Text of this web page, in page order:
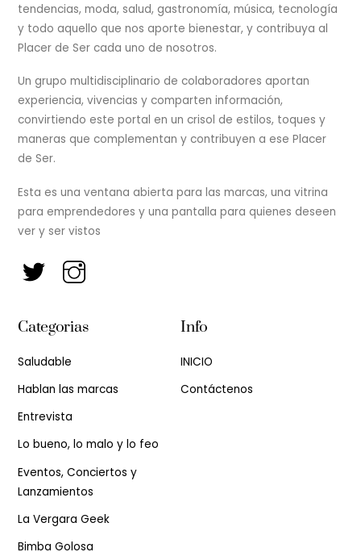
tendencias, moda, salud, gastronomía, música, tecnología
y todo aquello que nos aporte bienestar, y contribuya al
Placer de Ser cada uno de nosotros.
Un grupo multidisciplinario de colaboradores aportan
experiencia, vivencias y comparten información,
convirtiendo este portal en un crisol de estilos, toques y
maneras que complementan y contribuyen a ese Placer
de Ser.
Esta es una ventana abierta para las marcas, una vitrina
para emprendedores y una pantalla para quienes deseen
ver y ser vistos
Categorias
Saludable
Hablan las marcas
Entrevista
Lo bueno, lo malo y lo feo
Eventos, Conciertos y
Lanzamientos
La Vergara Geek
Bimba Golosa
Info
INICIO
Contáctenos